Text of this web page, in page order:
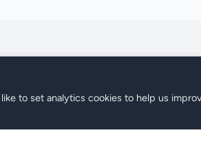
to set analytics cookies to help us